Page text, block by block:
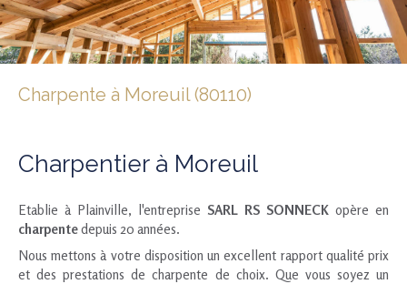
Charpente à Moreuil (80110)
Charpentier à Moreuil
Etablie à Plainville, l'entreprise SARL RS SONNECK opère en
charpentedepuis 20 années.
Nous mettons à votre disposition un excellent rapport qualité prix
et des prestations de charpente de choix. Que vous soyez un